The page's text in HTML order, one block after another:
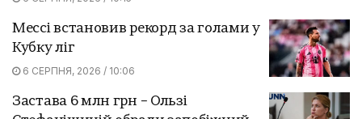
Мессі встановив рекорд за голами у
Кубку ліг
6 СЕРПНЯ, 2026 / 10:06
Застава 6 млн грн – Ользі